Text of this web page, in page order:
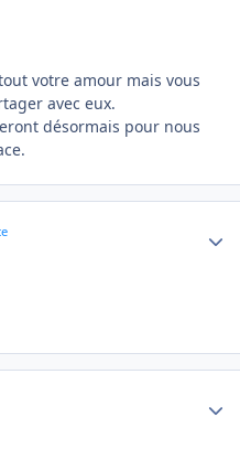
votre amour mais vous
avec eux.
désormais pour nous